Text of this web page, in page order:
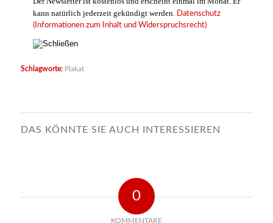
kann natürlich jederzeit gekündigt werden.
Datenschutz
(Informationen zum Inhalt und Widerspruchsrecht)
Schlagworte: Plakat
DAS KÖNNTE SIE AUCH INTERESSIEREN
0
KOMMENTARE